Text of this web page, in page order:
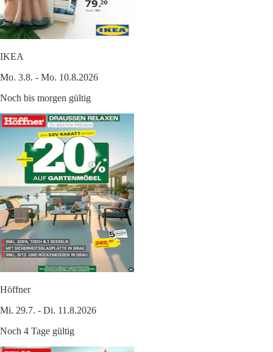
IKEA
Mo. 3.8. - Mo. 10.8.2026
Noch bis morgen gültig
Höffner
Mi. 29.7. - Di. 11.8.2026
Noch 4 Tage gültig